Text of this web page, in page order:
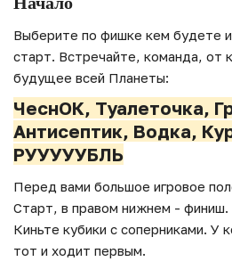
Выберите по фишке кем будете
старт. Встречайте, команда, от
будущее всей Планеты:
ЧеснОК, Туалеточка,
Антисептик, Водка,
РУУУУУБЛЬ
Перед вами большое игровое
Старт, в правом нижнем -
Киньте кубики с соперниками. У
тот и ходит первым.